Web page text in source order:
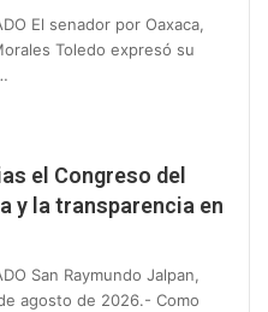
El senador por Oaxaca,
Toledo expresó su
el Congreso del
y la transparencia en
San Raymundo Jalpan,
agosto de 2026.- Como